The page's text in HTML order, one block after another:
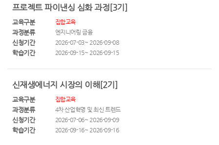
프로젝트 파이낸싱 심화 과정[3기]
교육구분 집합교육
과정분류 엔지니어링 금융
신청기간 2026-07-03~ 2026-09-08
학습기간 2026-09-15~ 2026-09-15
신재생에너지 시장의 이해[2기]
교육구분 집합교육
과정분류 4차 산업혁명 및 최신 트렌드
신청기간 2026-07-06~ 2026-09-09
학습기간 2026-09-16~ 2026-09-16